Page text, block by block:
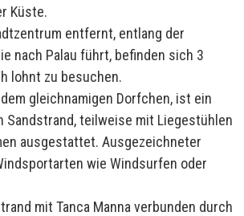
Küste.
entfernt, entlang der
nach Palau führt, befinden sich 3
lohnt zu besuchen.
gleichnamigen Dorfchen, ist ein
teilweise mit Liegestühlen
ausgestattet. Ausgezeichneter
wie Windsurfen oder
mit Tanca Manna verbunden durch